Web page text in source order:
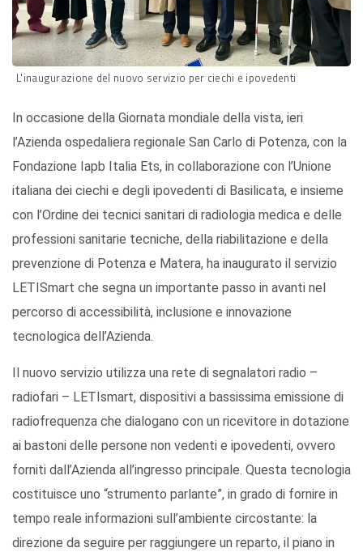
L'inaugurazione del nuovo servizio per ciechi e ipovedenti
In occasione della Giornata mondiale della vista, ieri
l’Azienda ospedaliera regionale San Carlo di Potenza, con la
Fondazione Iapb Italia Ets, in collaborazione con l’Unione
italiana dei ciechi e degli ipovedenti di Basilicata, e insieme
con l’Ordine dei tecnici sanitari di radiologia medica e delle
professioni sanitarie tecniche, della riabilitazione e della
prevenzione di Potenza e Matera, ha inaugurato il servizio
LETISmart che segna un importante passo in avanti nel
percorso di accessibilità, inclusione e innovazione
tecnologica dell’Azienda.
Il nuovo servizio utilizza una rete di segnalatori radio –
radiofari – LETIsmart, dispositivi a bassissima emissione di
radiofrequenza che dialogano con un ricevitore in dotazione
ai bastoni delle persone non vedenti e ipovedenti, ovvero
forniti dall’Azienda all’ingresso principale. Questa tecnologia
costituisce uno “strumento parlante”, in grado di fornire in
tempo reale informazioni sull’ambiente circostante: la
direzione da seguire per raggiungere un reparto, il piano in